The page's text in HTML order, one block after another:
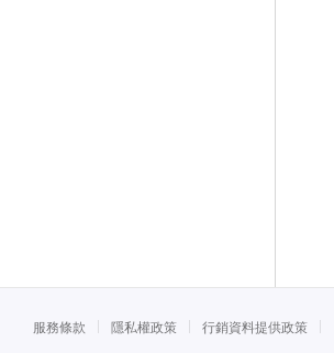
服務條款 隱私權政策 行銷資料提供政策